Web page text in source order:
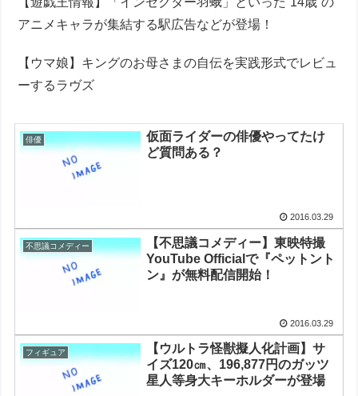
アニメキャラが集結する駅広告などが登場！
【ウマ娘】キングのお母さまの自伝を実践形式でレビュ
ーするラヴズ
俳優
仮面ライダーの俳優やってたけ
ど質問ある？
2016.03.29
不思議コメディー
【不思議コメディー】東映特撮
YouTube Officialで『ペットント
ン』が無料配信開始！
2016.03.29
フィギュア
【ウルトラ怪獣擬人化計画】サ
イズ120㎝、196,877円のガッツ
星人等身大キーホルダーが登場